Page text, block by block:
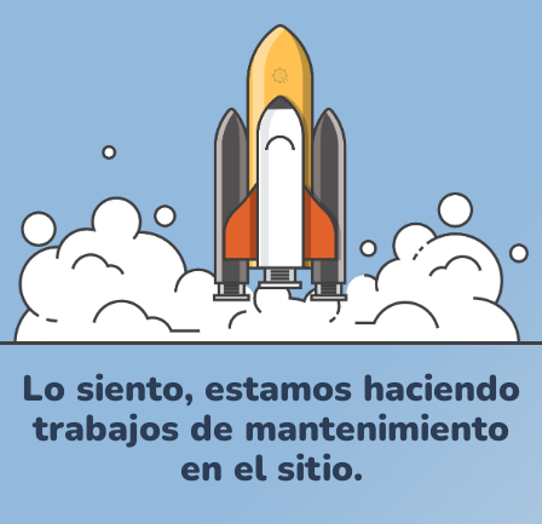
Lo siento, estamos haciendo
trabajos de mantenimiento
en el sitio.